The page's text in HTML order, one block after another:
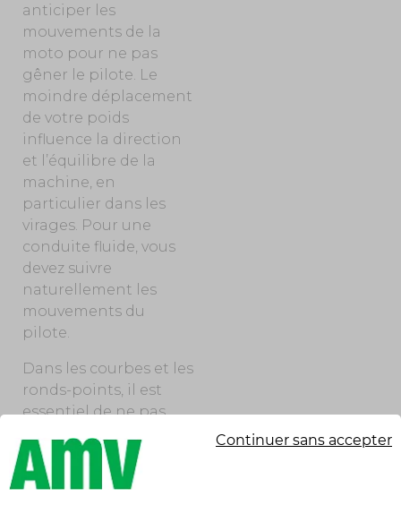
anticiper les
mouvements de la
moto pour ne pas
gêner le pilote. Le
moindre déplacement
de votre poids
influence la direction
et l’équilibre de la
machine, en
particulier dans les
virages. Pour une
conduite fluide, vous
devez suivre
naturellement les
mouvements du
pilote.
Dans les courbes et les
ronds-points, il est
essentiel de ne pas
vous vous redressez ou
tentez de compenser
Continuer sans accepter